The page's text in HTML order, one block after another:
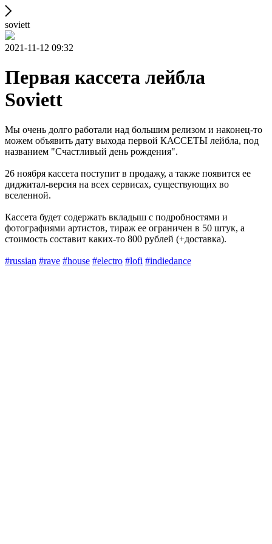
soviett
2021-11-12 09:32
Первая кассета лейбла
Soviett
Мы очень долго работали над большим релизом и наконец-то
можем объявить дату выхода первой КАССЕТЫ лейбла, под
названием "Счастливый день рождения".
26 ноября кассета поступит в продажу, а также появится ее
диджитал-версия на всех сервисах, существующих во
вселенной.
Кассета будет содержать вкладыш с подробностями и
фотографиями артистов, тираж ее ограничен в 50 штук, а
стоимость составит каких-то 800 рублей (+доставка).
#russian #rave #house #electro #lofi #indiedance